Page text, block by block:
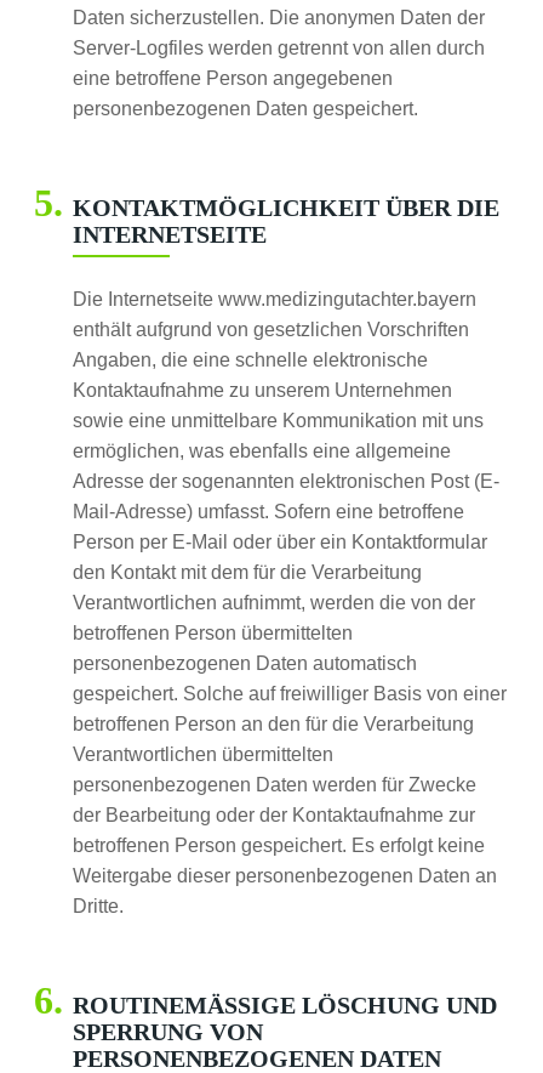
Daten sicherzustellen. Die anonymen Daten der
Server-Logfiles werden getrennt von allen durch
eine betroffene Person angegebenen
personenbezogenen Daten gespeichert.
KONTAKTMÖGLICHKEIT ÜBER DIE
INTERNETSEITE
Die Internetseite www.medizingutachter.bayern
enthält aufgrund von gesetzlichen Vorschriften
Angaben, die eine schnelle elektronische
Kontaktaufnahme zu unserem Unternehmen
sowie eine unmittelbare Kommunikation mit uns
ermöglichen, was ebenfalls eine allgemeine
Adresse der sogenannten elektronischen Post (E-
Mail-Adresse) umfasst. Sofern eine betroffene
Person per E-Mail oder über ein Kontaktformular
den Kontakt mit dem für die Verarbeitung
Verantwortlichen aufnimmt, werden die von der
betroffenen Person übermittelten
personenbezogenen Daten automatisch
gespeichert. Solche auf freiwilliger Basis von einer
betroffenen Person an den für die Verarbeitung
Verantwortlichen übermittelten
personenbezogenen Daten werden für Zwecke
der Bearbeitung oder der Kontaktaufnahme zur
betroffenen Person gespeichert. Es erfolgt keine
Weitergabe dieser personenbezogenen Daten an
Dritte.
ROUTINEMÄSSIGE LÖSCHUNG UND S
PERRUNG VON P
ERSONENBEZOGENEN DATEN